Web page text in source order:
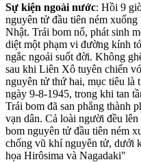
Sự kiện ngoài nước: Hồi 9
nguyên tử đầu tiên ném
Nhật. Trái bom nổ, phát sinh
diệt một phạm vi đường kính
ngắc ngoải suốt đời. Không
sau khi Liên Xô tuyên chiến
nguyên tử thứ hai, mục tiêu là
ngày 9-8-1945, trong khi tan
Trái bom đã san phẳng thành
vạn dân. Cả loài người đều
bom nguyên tử đầu tiên ném
chống vũ khí nguyên tử, dưới
họa Hirôsima và Nagadaki"